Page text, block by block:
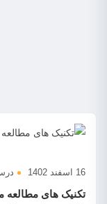
16 اسفند 1402
تکنیک های مطالعه